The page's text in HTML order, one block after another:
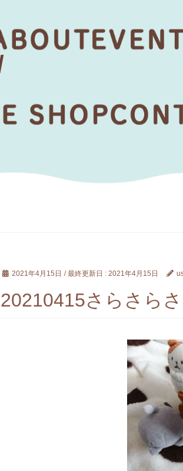
2021年4月15日 / 最終更新日 : 2021年4月15日
20210415さらさら